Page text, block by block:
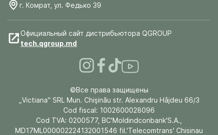
г. Комрат, ул. Федько 39
Официальный сайт дистрибьютора QGROUP
tech.qgroup.md
©Все права защищены
„Victiana" SRL Mun. Chişinău str. Alexandru Hâjdeu 66/3
Cod fiscal: 1002600028096
Cod TVA: 0200577, BC'Moldindconbank'S.A.,
MD17ML000002224132001546 fil.'Telecomtrans' Chisinau